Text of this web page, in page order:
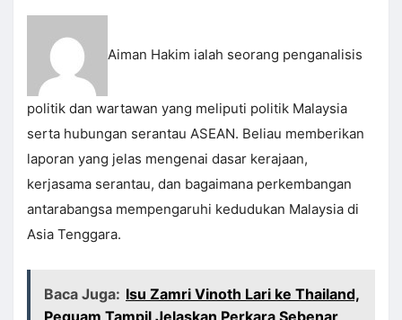
Aiman Hakim ialah seorang penganalisis
politik dan wartawan yang meliputi politik Malaysia
serta hubungan serantau ASEAN. Beliau memberikan
laporan yang jelas mengenai dasar kerajaan,
kerjasama serantau, dan bagaimana perkembangan
antarabangsa mempengaruhi kedudukan Malaysia di
Asia Tenggara.
Baca Juga: Isu Zamri Vinoth Lari ke Thailand,